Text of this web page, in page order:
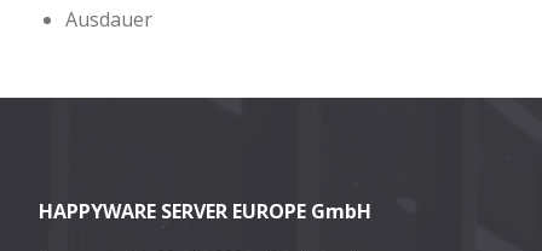
Ausdauer
HAPPYWARE SERVER EUROPE GmbH